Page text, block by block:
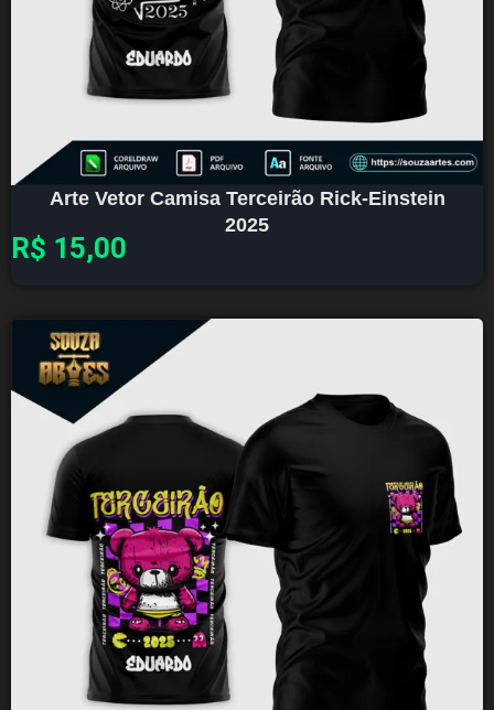
Arte Vetor Camisa Terceirão Rick-Einstein
2025
R$ 15,00